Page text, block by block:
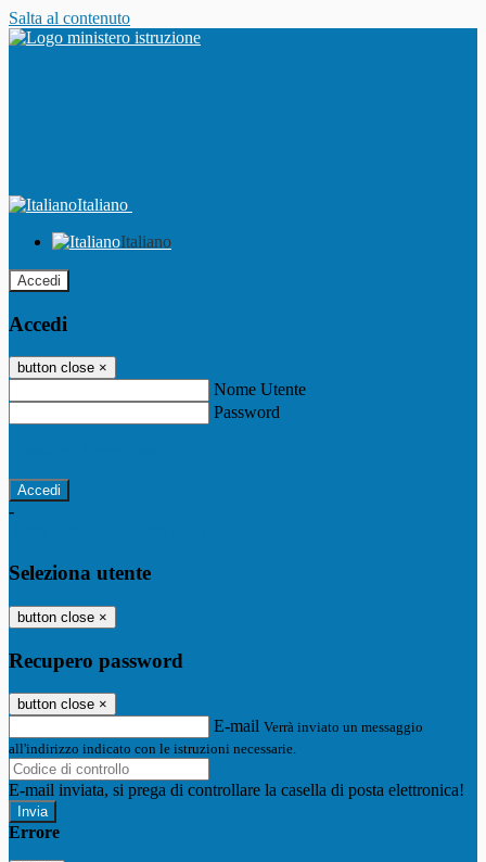
Salta al contenuto
Italiano
Italiano
Accedi
Accedi
button close ×
Nome Utente
Password
-
Seleziona utente
button close ×
Recupero password
button close ×
E-mail Verrà inviato un messaggio
all'indirizzo indicato con le istruzioni necessarie.
E-mail inviata, si prega di controllare la casella di posta elettronica!
Errore